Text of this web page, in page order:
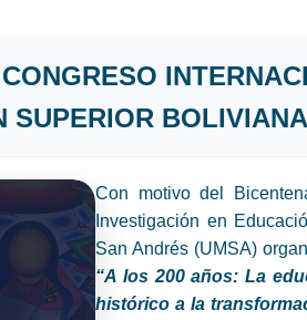
SUPERIOR BOLIVIANA
Con motivo del
Investigación en
San Andrés (UMSA)
“A los 200 años: La
histórico a la